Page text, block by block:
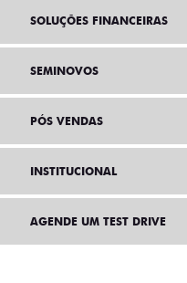
SOLUÇÕES FINANCEIRAS
SEMINOVOS
PÓS VENDAS
INSTITUCIONAL
AGENDE UM TEST DRIVE